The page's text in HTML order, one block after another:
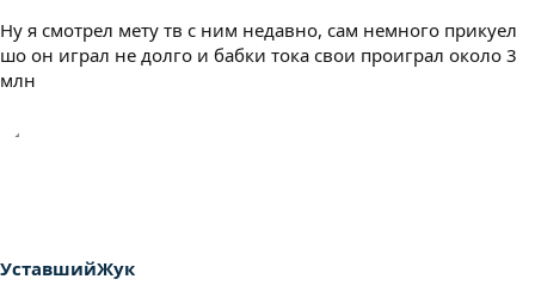
Ну я смотрел мету тв с ним недавно, сам немного прикуел
шо он играл не долго и бабки тока свои проиграл около 3
млн
УставшийЖук